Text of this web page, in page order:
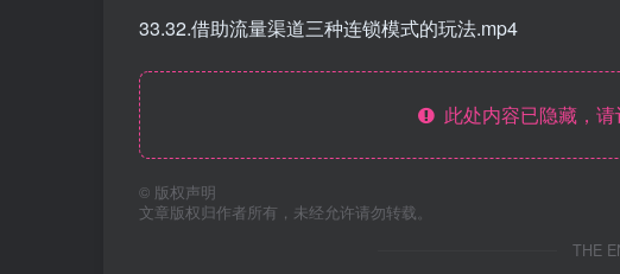
33.32.借助流量渠道三种连锁模式的玩法.mp4
此处内容已隐藏，
© 版权声明
文章版权归作者所有，未经允许请勿转载。
THE